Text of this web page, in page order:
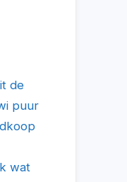
de
puur
wat